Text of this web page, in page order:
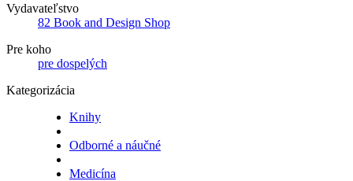
Vydavateľstvo
82 Book and Design Shop
Pre koho
pre dospelých
Kategorizácia
Knihy
Odborné a náučné
Medicína